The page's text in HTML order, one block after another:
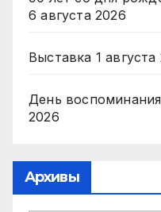
6 августа 2026
Выставка 1 августа
День
2026
Архивы